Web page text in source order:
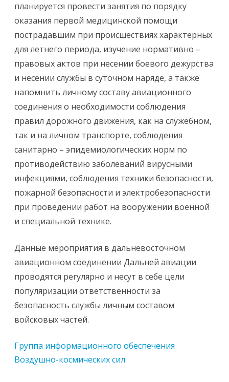
планируется провести занятия по порядку
оказания первой медицинской помощи
пострадавшим при происшествиях характерных
для летнего периода, изучение нормативно –
правовых актов при несении боевого дежурства
и несении службы в суточном наряде, а также
напомнить личному составу авиационного
соединения о необходимости соблюдения
правил дорожного движения, как на служебном,
так и на личном транспорте, соблюдения
санитарно – эпидемиологических норм по
противодействию заболеваний вирусными
инфекциями, соблюдения техники безопасности,
пожарной безопасности и электробезопасности
при проведении работ на вооружении военной
и специальной технике.
Данные мероприятия в дальневосточном
авиационном соединении Дальней авиации
проводятся регулярно и несут в себе цели
популяризации ответственности за
безопасность службы личным составом
войсковых частей.
Группа информационного обеспечения
Воздушно-космических сил